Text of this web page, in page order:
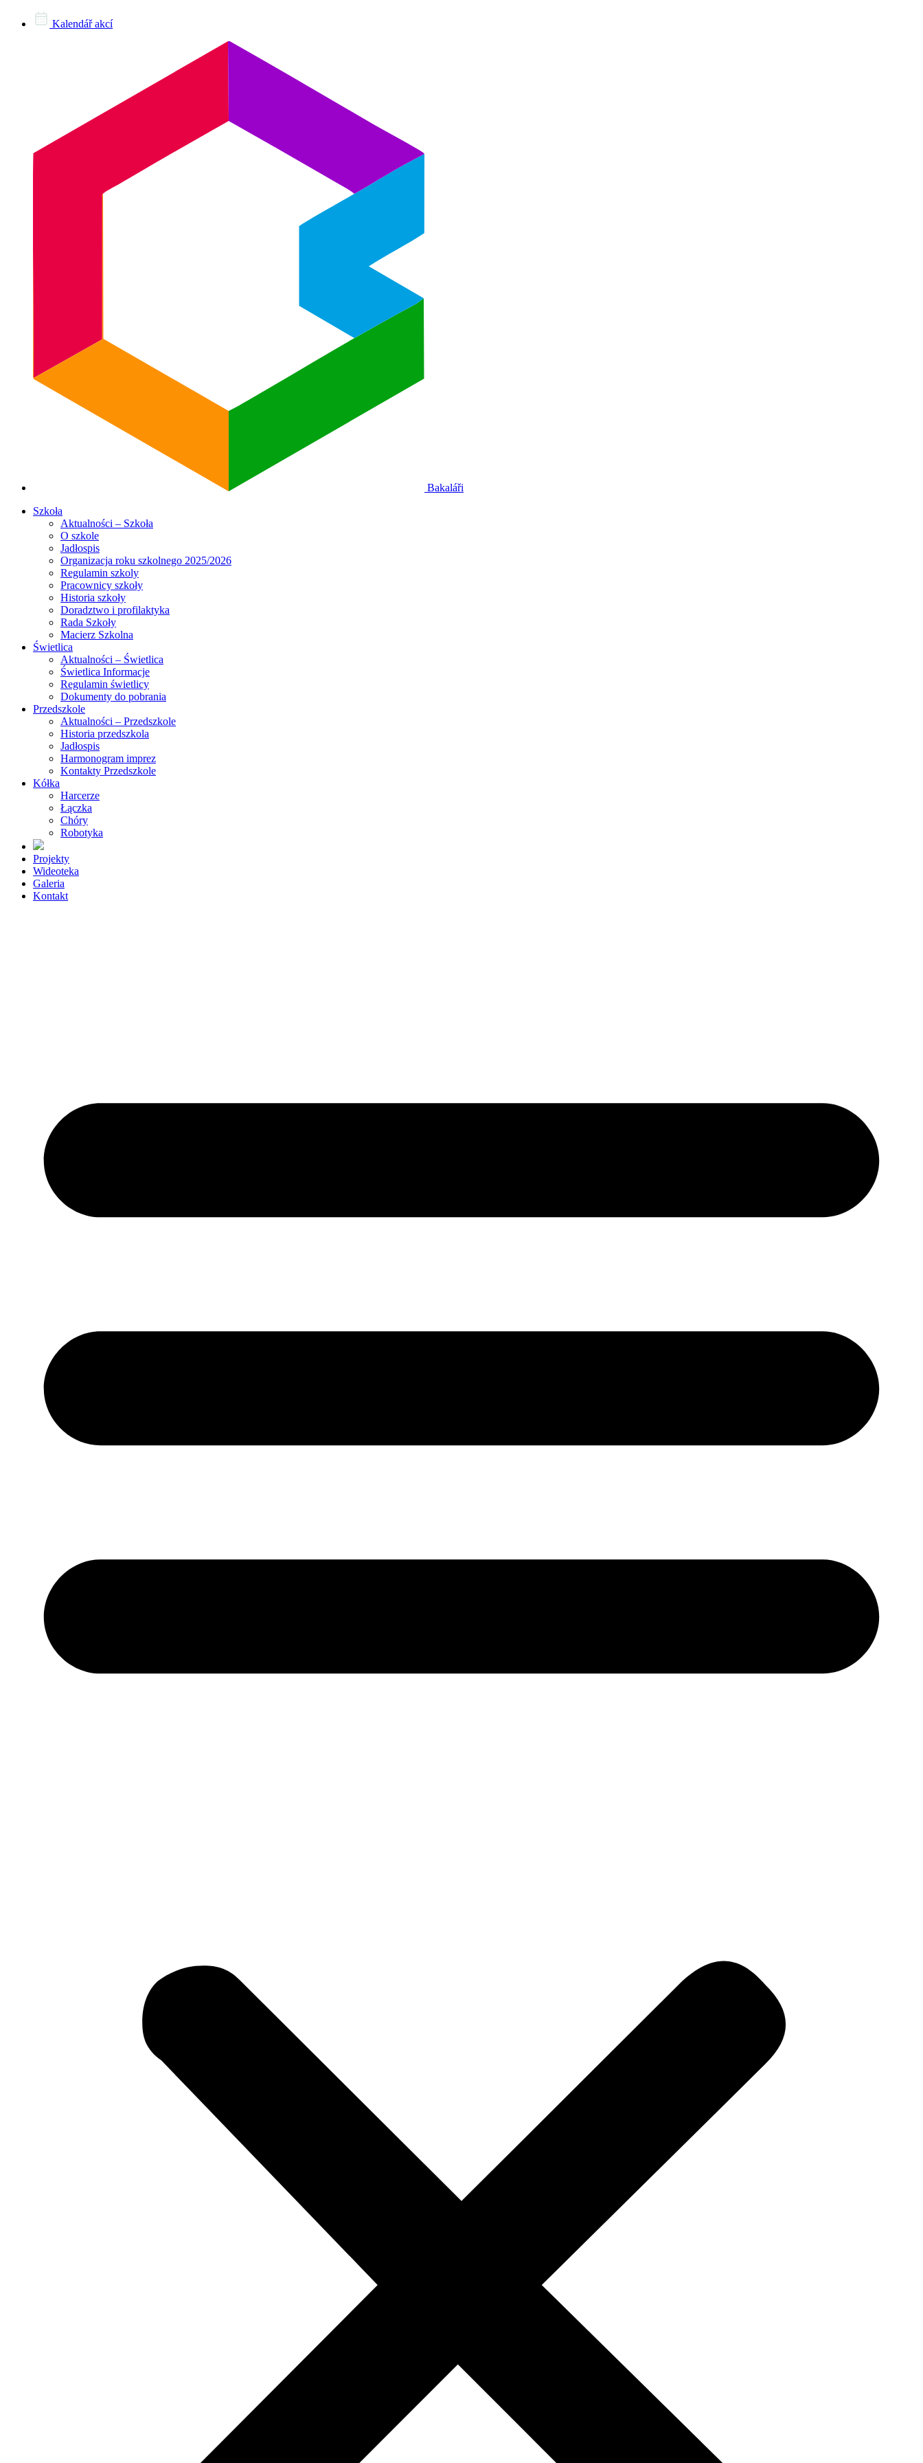
Kalendář akcí
Bakaláři
Szkoła
Aktualności – Szkoła
O szkole
Jadłospis
Organizacja roku szkolnego 2025/2026
Regulamin szkoly
Pracownicy szkoły
Historia szkoły
Doradztwo i profilaktyka
Rada Szkoły
Macierz Szkolna
Świetlica
Aktualności – Świetlica
Świetlica Informacje
Regulamin świetlicy
Dokumenty do pobrania
Przedszkole
Aktualności – Przedszkole
Historia przedszkola
Jadłospis
Harmonogram imprez
Kontakty Przedszkole
Kółka
Harcerze
Łączka
Chóry
Robotyka
Projekty
Wideoteka
Galeria
Kontakt